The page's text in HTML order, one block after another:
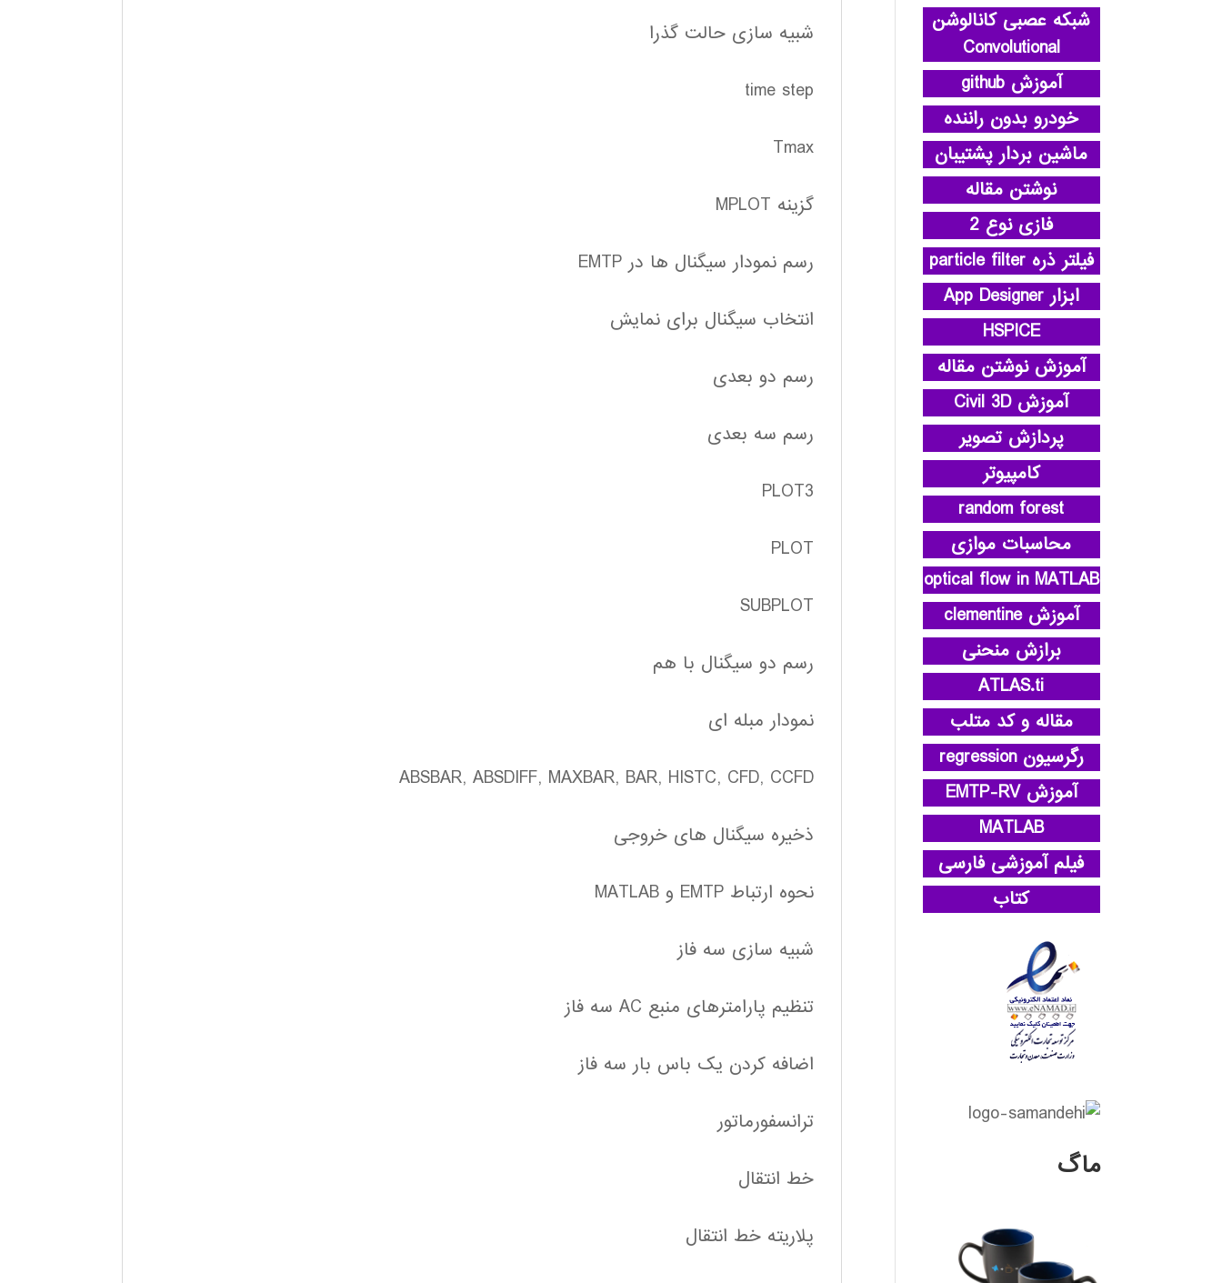
شبیه سازی حالت گذرا
time step
Tmax
گزینه MPLOT
رسم نمودار سیگنال ها در EMTP
انتخاب سیگنال برای نمایش
رسم دو بعدی
رسم سه بعدی
PLOT3
PLOT
SUBPLOT
رسم دو سیگنال با هم
نمودار مبله ای
ABSBAR, ABSDIFF, MAXBAR, BAR, HISTC, CFD, CCFD
ذخیره سیگنال های خروجی
نحوه ارتباط EMTP و MATLAB
شبیه سازی سه فاز
تنظیم پارامترهای منبع AC سه فاز
اضافه کردن یک باس بار سه فاز
ترانسفورماتور
خط انتقال
پلاریته خط انتقال
شبکه عصبی کانالوشن
Convolutional
آموزش github
خودرو بدون راننده
ماشین بردار پشتیبان
نوشتن مقاله
فازی نوع 2
فیلتر ذره particle filter
ابزار App Designer
HSPICE
آموزش نوشتن مقاله
آموزش Civil 3D
پردازش تصویر
کامپیوتر
random forest
محاسبات موازی
optical flow in MATLAB
آموزش clementine
برازش منحنی
ATLAS.ti
مقاله و کد متلب
رگرسیون regression
آموزش EMTP-RV
MATLAB
فیلم آموزشی فارسی
کتاب
ماگ